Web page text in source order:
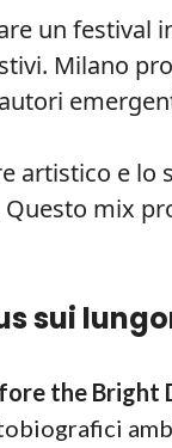
un festival
Milano
artistico e lo
Questo mix
sui
the Bright